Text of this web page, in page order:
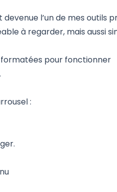
l’un de mes outils
à regarder, mais aussi
formatées pour fonctionner
: